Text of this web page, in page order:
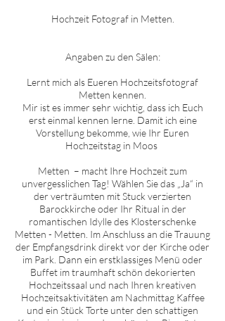
Hochzeit Fotograf in Metten
Angaben zu den Sälen:
Lernt mich als Eueren Hochzeitsfotograf
Metten kennen.
Mir ist es immer sehr wichtig, dass ich Euch
erst einmal kennen lerne. Damit ich eine
Vorstellung bekomme, wie Ihr Euren
Hochzeitstag in Moos
Metten – macht Ihre Hochzeit zum
unvergesslichen Tag! Wählen Sie das „Ja“ in
der verträumten mit Stuck verzierten
Barockkirche oder Ihr Ritual in der
romantischen Idylle des Klosterschenke
Metten - Metten . Im Anschluss an die Trauung
der Empfangsdrink direkt vor der Kirche oder
im Park. Dann ein erstklassiges Menü oder
Buffet im traumhaft schön dekorierten
Hochzeitssaal und nach Ihren kreativen
Hochzeitsaktivitäten am Nachmittag Kaffee
und ein Stück Torte unter den schattigen